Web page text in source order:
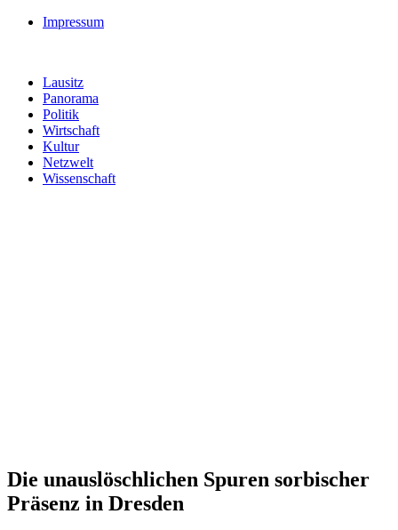
Impressum
Lausitz
Panorama
Politik
Wirtschaft
Kultur
Netzwelt
Wissenschaft
Die unauslöschlichen Spuren sorbischer
Präsenz in Dresden